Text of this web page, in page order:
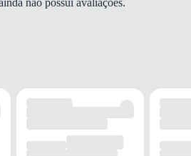
não possui avaliações.